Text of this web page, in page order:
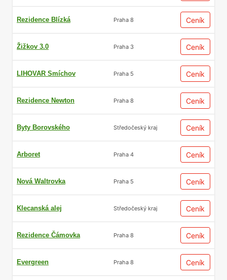
Rezidence Blízká Praha 8 Ceník
Žižkov 3.0 Praha 3 Ceník
LIHOVAR Smíchov Praha 5 Ceník
Rezidence Newton Praha 8 Ceník
Byty Borovského Středočeský kraj Ceník
Arboret Praha 4 Ceník
Nová Waltrovka Praha 5 Ceník
Klecanská alej Středočeský kraj Ceník
Rezidence Čámovka Praha 8 Ceník
Evergreen Praha 8 Ceník